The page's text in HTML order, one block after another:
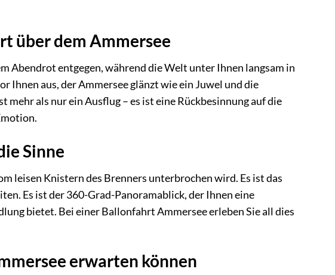
über dem Ammersee
Abendrot entgegen, während die Welt unter Ihnen langsam in
Ihnen aus, der Ammersee glänzt wie ein Juwel und die
mehr als nur ein Ausflug – es ist eine Rückbesinnung auf die
Sinne
leisen Knistern des Brenners unterbrochen wird. Es ist das
Es ist der 360-Grad-Panoramablick, der Ihnen eine
bietet. Bei einer Ballonfahrt Ammersee erleben Sie all dies
erwarten können